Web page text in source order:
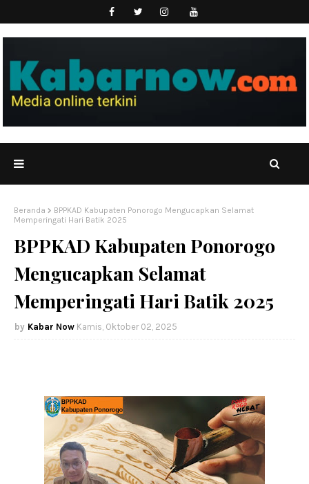
Beranda
BPPKAD Kabupaten Ponorogo Mengucapkan Selamat
Memperingati Hari Batik 2025
BPPKAD Kabupaten Ponorogo
Mengucapkan Selamat
Memperingati Hari Batik 2025
Kabar Now Kamis, Oktober 02, 2025